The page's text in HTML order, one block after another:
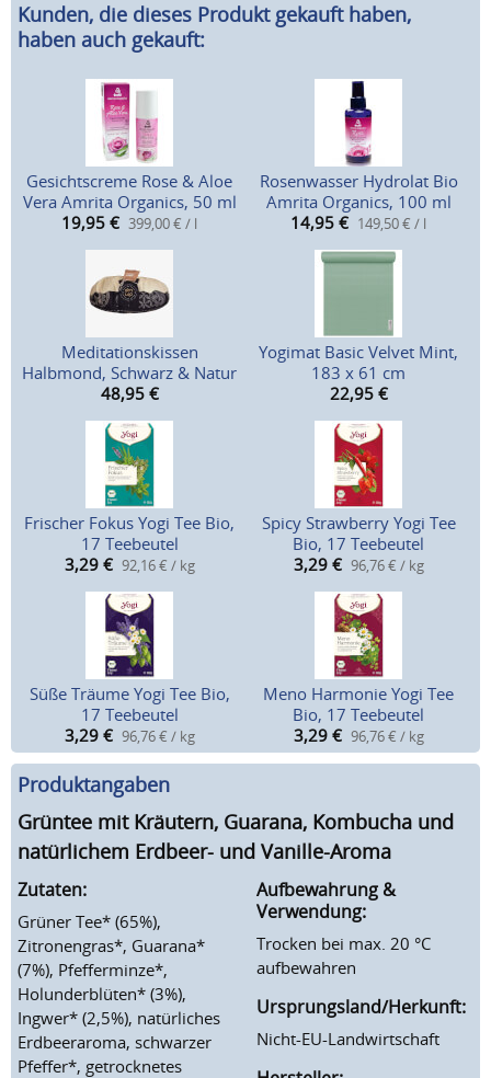
Kunden, die dieses Produkt gekauft haben,
haben auch gekauft:
Gesichtscreme Rose & Aloe
Vera Amrita Organics, 50 ml
19,95 € 399,00 € / l
Rosenwasser Hydrolat Bio
Amrita Organics, 100 ml
14,95 € 149,50 € / l
Meditationskissen
Halbmond, Schwarz & Natur
48,95 €
Yogimat Basic Velvet Mint,
183 x 61 cm
22,95 €
Frischer Fokus Yogi Tee Bio,
17 Teebeutel
3,29 € 92,16 € / kg
Spicy Strawberry Yogi Tee
Bio, 17 Teebeutel
3,29 € 96,76 € / kg
Süße Träume Yogi Tee Bio,
17 Teebeutel
3,29 € 96,76 € / kg
Meno Harmonie Yogi Tee
Bio, 17 Teebeutel
3,29 € 96,76 € / kg
Produktangaben
Grüntee mit Kräutern, Guarana, Kombucha und
natürlichem Erdbeer- und Vanille-Aroma
Zutaten:
Grüner Tee* (65%),
Zitronengras*, Guarana*
(7%), Pfefferminze*,
Holunderblüten* (3%),
Ingwer* (2,5%), natürliches
Erdbeeraroma, schwarzer
Pfeffer*, getrocknetes
Aufbewahrung &
Verwendung:
Trocken bei max. 20 °C
aufbewahren
Ursprungsland/Herkunft:
Nicht-EU-Landwirtschaft